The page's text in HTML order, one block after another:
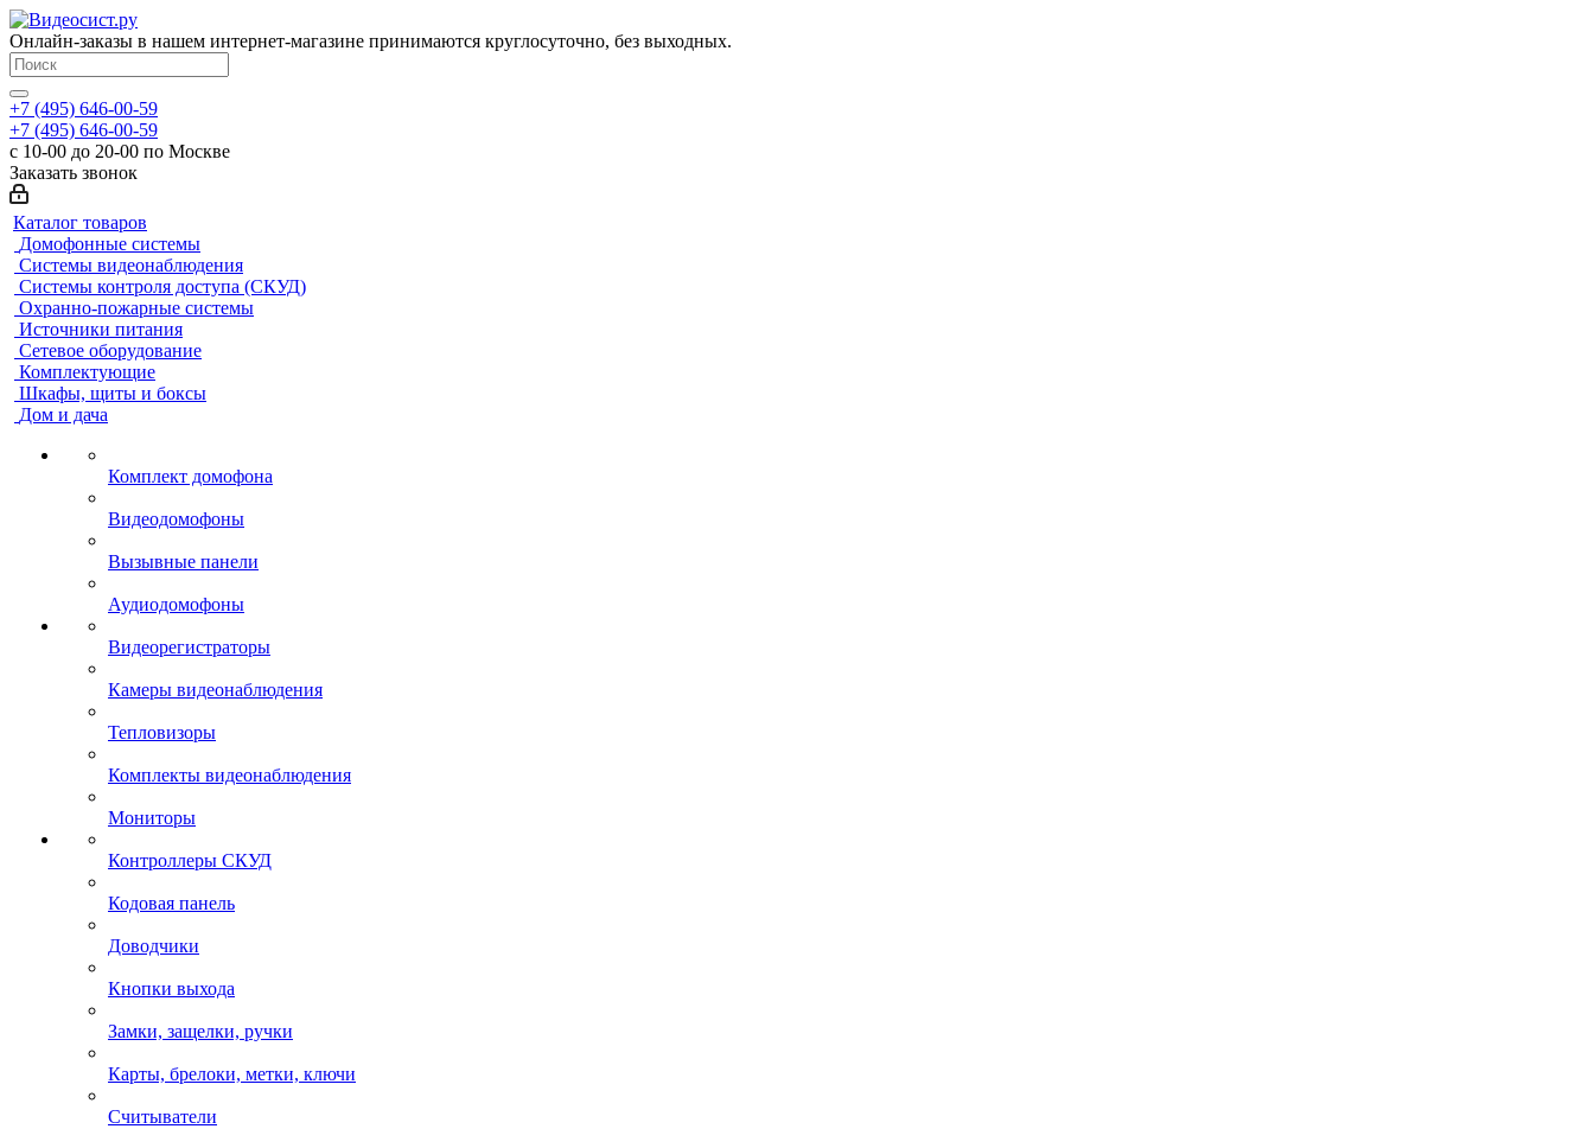
Онлайн-заказы в нашем интернет-магазине принимаются круглосуточно, без выходных.
+7 (495) 646-00-59
+7 (495) 646-00-59
с 10-00 до 20-00 по Москве
Заказать звонок
Каталог товаров
Домофонные системы
Системы видеонаблюдения
Системы контроля доступа (СКУД)
Охранно-пожарные системы
Источники питания
Сетевое оборудование
Комплектующие
Шкафы, щиты и боксы
Дом и дача
Комплект домофона
Видеодомофоны
Вызывные панели
Аудиодомофоны
Видеорегистраторы
Камеры видеонаблюдения
Тепловизоры
Комплекты видеонаблюдения
Мониторы
Контроллеры СКУД
Кодовая панель
Доводчики
Кнопки выхода
Замки, защелки, ручки
Карты, брелоки, метки, ключи
Считыватели